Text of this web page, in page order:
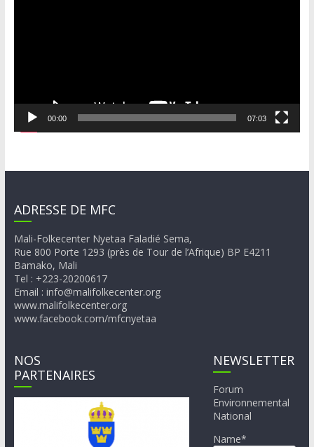
00:00 07:03
ADRESSE DE MFC
Mali-Folkecenter Nyetaa Faladié Sema,
Rue 800 Porte 1293 (près de Tour de l’Afrique) BP E4211
Bamako, Mali
Tel : +223-20200617
Email : info@malifolkecenter.org
www.malifolkecenter.org
www.facebook.com/mfcnyetaa
NOS
PARTENAIRES
NEWSLETTER
Forum
Environnemental
National
Name*